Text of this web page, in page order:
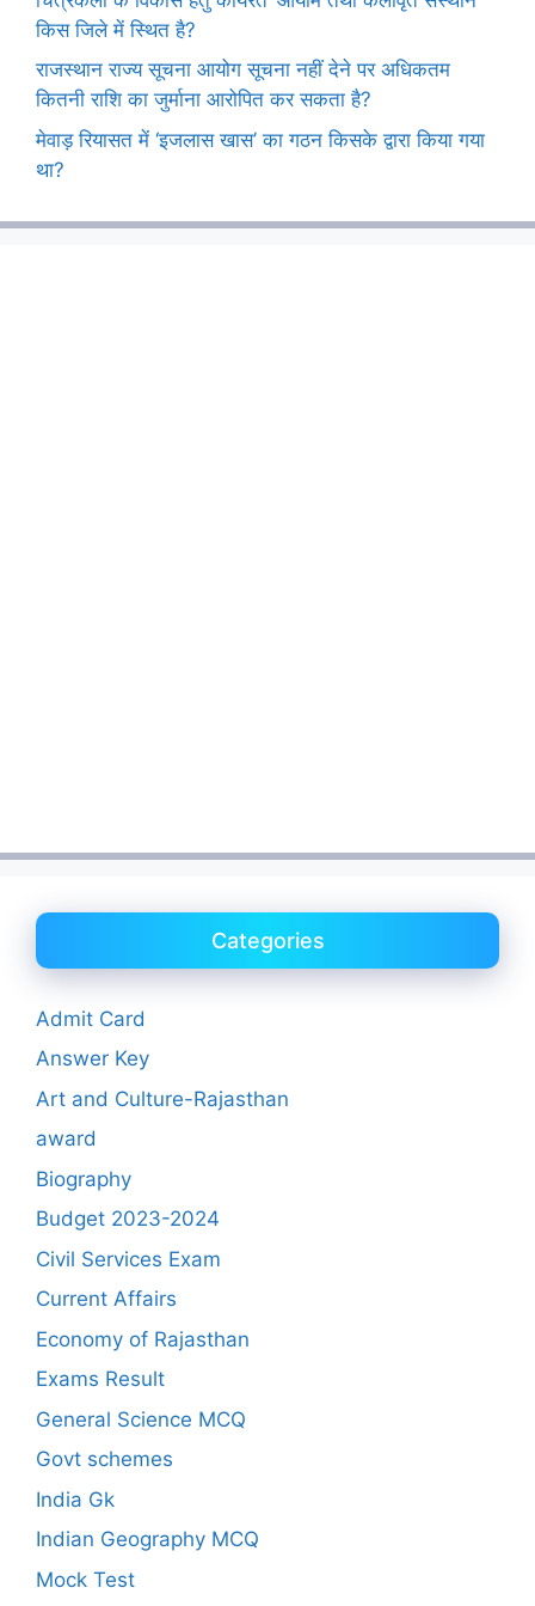
किस जिले में स्थित है?
राजस्थान राज्य सूचना आयोग सूचना नहीं देने पर अधिकतम
कितनी राशि का जुर्माना आरोपित कर सकता है?
मेवाड़ रियासत में ‘इजलास खास’ का गठन किसके द्वारा किया गया
था?
Categories
Admit Card
Answer Key
Art and Culture-Rajasthan
award
Biography
Budget 2023-2024
Civil Services Exam
Current Affairs
Economy of Rajasthan
Exams Result
General Science MCQ
Govt schemes
India Gk
Indian Geography MCQ
Mock Test